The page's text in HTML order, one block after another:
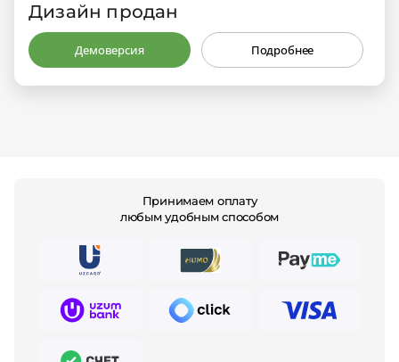
Дизайн продан
Демоверсия Подробнее
Принимаем оплату
любым удобным способом